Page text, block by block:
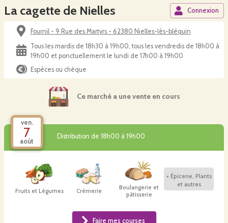
La cagette de Nielles Connexion
Fournil - 9 Rue des Martyrs - 62380 Nielles-lès-bléquin
Tous les mardis de 18h30 à 19h00, tous les vendredis de 18h00 à
19h00 et ponctuellement le lundi de 17h00 à 19h00
Espèces ou chèque
Ce marché a une vente en cours
ven.
7
août
Distribution de 18h00 à 19h00
Fruits et Légumes Crèmerie
Boulangerie et
pâtisserie
+ Épicerie, Plants
et autres
Faire mes courses